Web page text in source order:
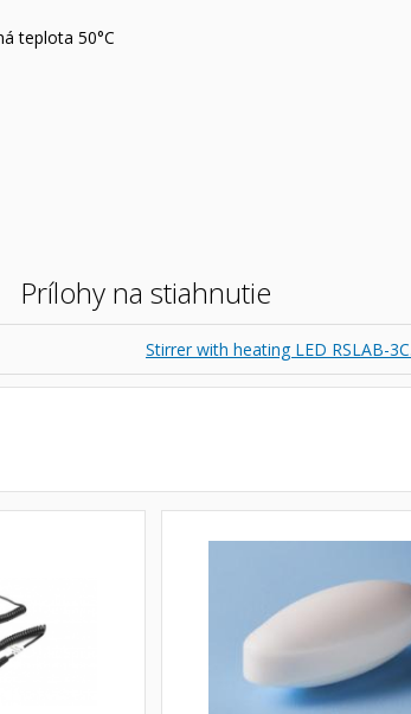
teplota 50°C
Prílohy na stiahnutie
Stirrer with heating LED RSLAB-